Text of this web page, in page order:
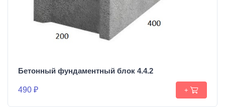
Бетонный фундаментный блок 4.4.2
490 ₽ +